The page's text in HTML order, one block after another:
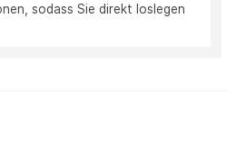
sodass Sie direkt loslegen